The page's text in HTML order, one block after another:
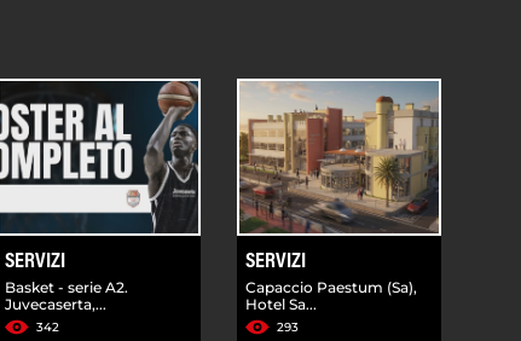
SERVIZI
Basket - serie A2.
Juvecaserta,...
342
SERVIZI
Capaccio Paestum (Sa),
Hotel Sa...
293